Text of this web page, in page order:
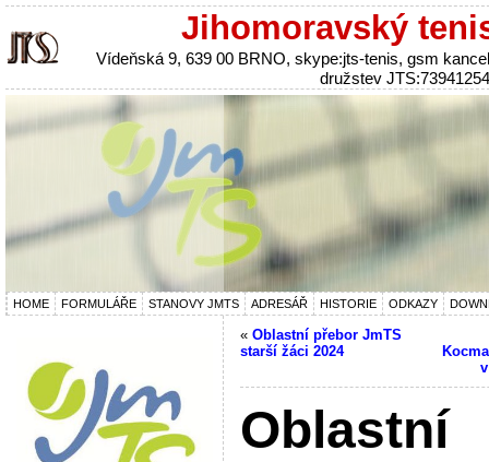
Jihomoravský
Vídeňská 9, 639 00 BRNO, skype:jts-tenis, gsm
družstev
HOME FORMULÁŘE STANOVY JMTS ADRESÁŘ HISTORIE ODKAZY
« Oblastní přebor JmTS
starší žáci 2024
Oblastní